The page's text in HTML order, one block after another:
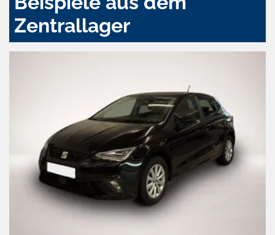
Zentrallager